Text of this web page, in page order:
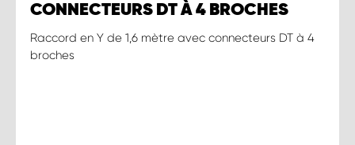
CONNECTEURS DT À 4 BROCHES
Raccord en Y de 1,6 mètre avec connecteurs DT à 4
broches